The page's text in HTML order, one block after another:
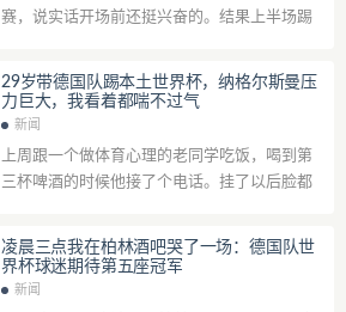
赛，说实话开场前还挺兴奋的。结果上半场踢
从沙发上坐直了，然后开始自言自语“这什...
29岁带德国队踢本土世界杯，纳格尔斯曼压
力巨大，我看着都喘不过气
新闻
上周跟一个做体育心理的老同学吃饭，喝到第
三杯啤酒的时候他接了个电话。挂了以后脸都
“带队连续三场没打出预期控球率”。我当时...
凌晨三点我在柏林酒吧哭了一场：德国队世
界杯球迷期待第五座冠军
新闻